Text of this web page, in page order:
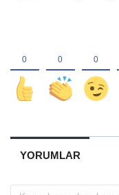
YORUMLAR